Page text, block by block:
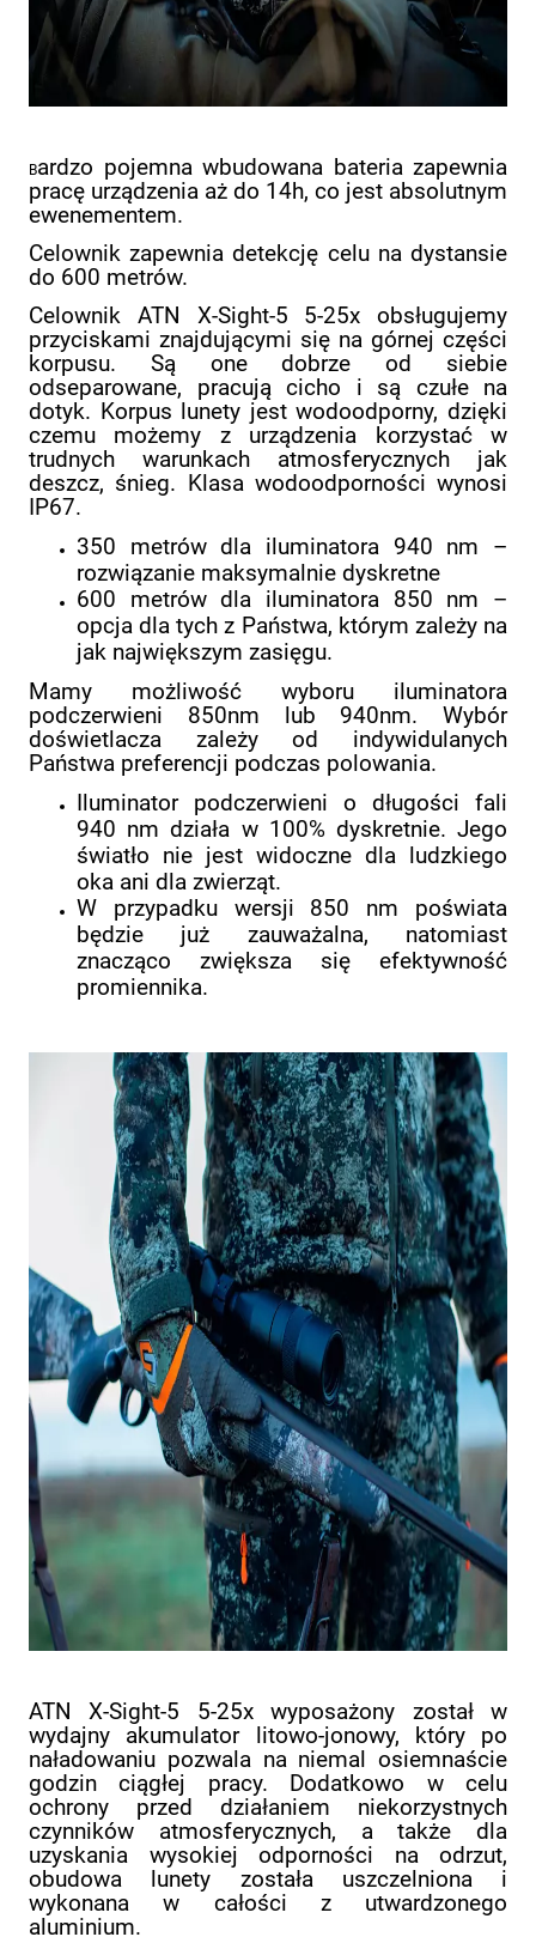
Bardzo pojemna wbudowana bateria zapewnia
pracę urządzenia aż do 14h, co jest absolutnym
ewenementem.
Celownik zapewnia detekcję celu na dystansie
do 600 metrów.
Celownik ATN X-Sight-5 5-25x obsługujemy
przyciskami znajdującymi się na górnej części
korpusu. Są one dobrze od siebie
odseparowane, pracują cicho i są czułe na
dotyk. Korpus lunety jest wodoodporny, dzięki
czemu możemy z urządzenia korzystać w
trudnych warunkach atmosferycznych jak
deszcz, śnieg. Klasa wodoodporności wynosi
IP67.
350 metrów dla iluminatora 940 nm –
rozwiązanie maksymalnie dyskretne
600 metrów dla iluminatora 850 nm –
opcja dla tych z Państwa, którym zależy na
jak największym zasięgu.
Mamy możliwość wyboru iluminatora
podczerwieni 850nm lub 940nm. Wybór
doświetlacza zależy od indywidulanych
Państwa preferencji podczas polowania.
Iluminator podczerwieni o długości fali
940 nm działa w 100% dyskretnie. Jego
światło nie jest widoczne dla ludzkiego
oka ani dla zwierząt.
W przypadku wersji 850 nm poświata
będzie już zauważalna, natomiast
znacząco zwiększa się efektywność
promiennika.
ATN X-Sight-5 5-25x wyposażony został w
wydajny akumulator litowo-jonowy, który po
naładowaniu pozwala na niemal osiemnaście
godzin ciągłej pracy. Dodatkowo w celu
ochrony przed działaniem niekorzystnych
czynników atmosferycznych, a także dla
uzyskania wysokiej odporności na odrzut,
obudowa lunety została uszczelniona i
wykonana w całości z utwardzonego
aluminium.